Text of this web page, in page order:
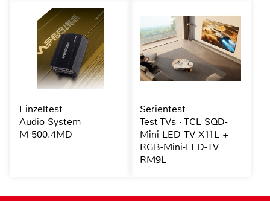
Einzeltest
Audio System
M-500.4MD
Serientest
Test TVs · TCL SQD-
Mini-LED-TV X11L +
RGB-Mini-LED-TV
RM9L